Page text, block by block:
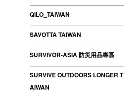
QILO_TAIWAN
SAVOTTA TAIWAN
SURVIVOR-ASIA 防災用品專區
SURVIVE OUTDOORS LONGER T
AIWAN